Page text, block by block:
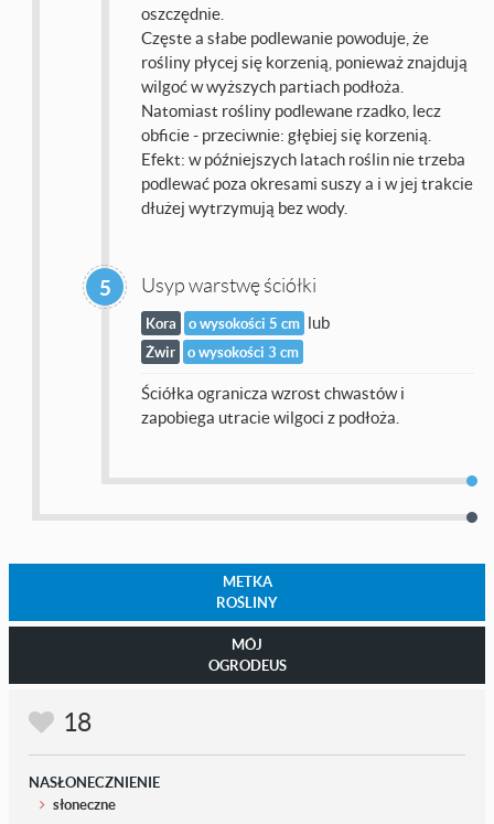
oszczędnie.
Częste a słabe podlewanie powoduje, że
rośliny płycej się korzenią, ponieważ znajdują
wilgoć w wyższych partiach podłoża.
Natomiast rośliny podlewane rzadko, lecz
obficie - przeciwnie: głębiej się korzenią.
Efekt: w późniejszych latach roślin nie trzeba
podlewać poza okresami suszy a i w jej trakcie
dłużej wytrzymują bez wody.
5 Usyp warstwę ściółki
Kora o wysokości 5 cm lub
Żwir o wysokości 3 cm
Ściółka ogranicza wzrost chwastów i
zapobiega utracie wilgoci z podłoża.
METKA
ROŚLINY
MÓJ
OGRODEUS
18
NASŁONECZNIENIE
słoneczne